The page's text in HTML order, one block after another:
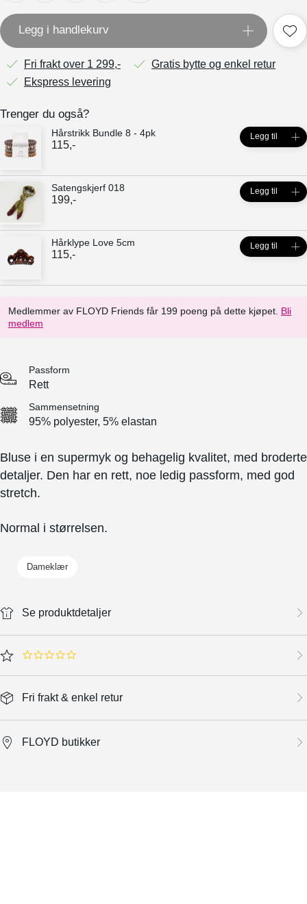
Legg i handlekurv
Fri frakt over 1 299,-
Gratis bytte og enkel retur
Ekspress levering
Medlemmer av FLOYD Friends får 199 poeng på dette kjøpet. Bli
medlem
Trenger du også?
Hårstrikk Bundle 8 - 4pk
115,-
Legg til
Satengskjerf 018
199,-
Legg til
Hårklype Love 5cm
115,-
Legg til
Passform
Rett
Sammensetning
95% polyester, 5% elastan
Bluse i en supermyk og behagelig kvalitet, med broderte
detaljer. Den har en rett, noe ledig passform, med god
stretch.
Normal i størrelsen.
Dameklær
Se produktdetaljer
0.0 star rating
Fri frakt & enkel retur
FLOYD butikker